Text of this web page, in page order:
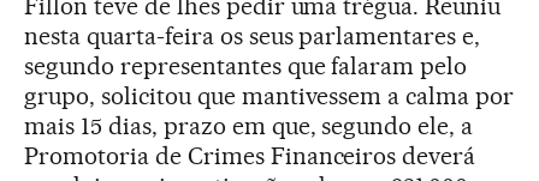
nesta quarta-feira os seus parlamentares e,
segundo representantes que falaram pelo
grupo, solicitou que mantivessem a calma por
mais 15 dias, prazo em que, segundo ele, a
Promotoria de Crimes Financeiros deverá